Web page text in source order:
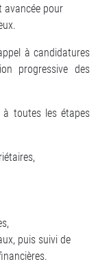
avancée pour
à candidatures
progressive des
à toutes les étapes
puis suivi de